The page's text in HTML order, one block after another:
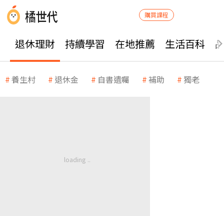
購買課程
退休理財 持續學習 在地推薦 生活百科
養生村 退休金 自書遺囑 補助 獨老